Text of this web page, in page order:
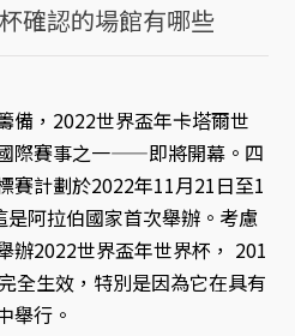
確認的場館有哪些
備，2022世界盃年卡塔爾世
際賽事之一——即將開幕。四
賽計劃於2022年11月21日至1
阿拉伯國家首次舉辦。考慮
辦2022世界盃年世界杯， 201
全生效，特別是因為它在具有
舉行。